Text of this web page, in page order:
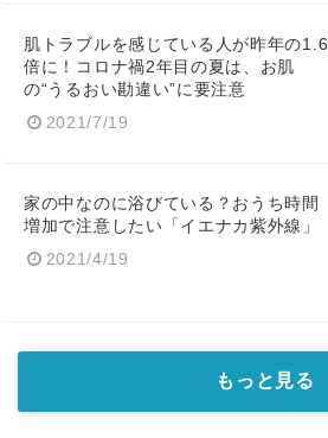
肌トラブルを感じている人が昨年の1.6
倍に！コロナ禍2年目の夏は、お肌
の“うるおい勘違い”に要注意
2021/7/19
家の中なのに浴びている？おうち時間
増加で注意したい「イエナカ紫外線」
2021/4/19
もっと見る